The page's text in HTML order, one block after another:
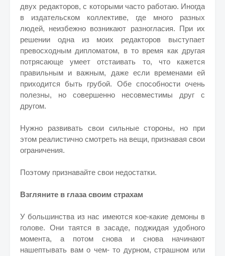
двух редакторов, с которыми часто работаю. Иногда
в издательском коллективе, где много разных
людей, неизбежно возникают разногласия. При их
решении одна из моих редакторов выступает
превосходным дипломатом, в то время как другая
потрясающе умеет отстаивать то, что кажется
правильным и важным, даже если временами ей
приходится быть грубой. Обе способности очень
полезны, но совершенно несовместимы друг с
другом.
Нужно развивать свои сильные стороны, но при
этом реалистично смотреть на вещи, признавая свои
ограничения.
Поэтому признавайте свои недостатки.
Взгляните в глаза своим страхам
У большинства из нас имеются кое-какие демоны в
голове. Они таятся в засаде, поджидая удобного
момента, а потом снова и снова начинают
нашептывать вам о чем- то дурном, страшном или